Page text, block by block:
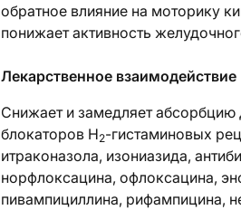
обратное влияние на моторику
понижает активность
Лекарственное взаимодействие
Снижает и замедляет абсорбцию
блокаторов H2-гистаминовых
итраконазола, изониазида,
норфлоксацина, офлоксацина,
пивампициллина, рифампицина,